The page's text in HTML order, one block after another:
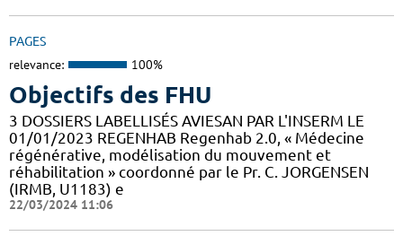
PAGES
relevance: 100%
Objectifs des FHU
3 DOSSIERS LABELLISÉS AVIESAN PAR L'INSERM LE
01/01/2023 REGENHAB Regenhab 2.0, « Médecine
régénérative, modélisation du mouvement et
réhabilitation » coordonné par le Pr. C. JORGENSEN
(IRMB, U1183) e
22/03/2024 11:06